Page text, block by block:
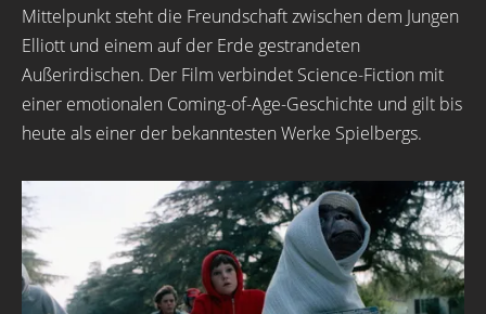
Mittelpunkt steht die Freundschaft zwischen dem Jungen
Elliott und einem auf der Erde gestrandeten
Außerirdischen. Der Film verbindet Science-Fiction mit
einer emotionalen Coming-of-Age-Geschichte und gilt bis
heute als einer der bekanntesten Werke Spielbergs.